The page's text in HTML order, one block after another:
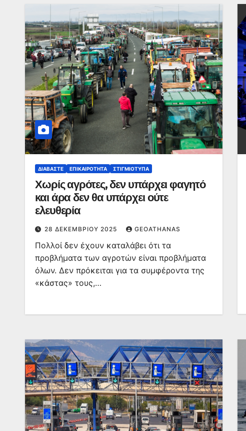
ΔΙΑΒΆΣΤΕ ΕΠΙΚΑΙΡΌΤΗΤΑ ΣΤΙΓΜΙΌΤΥΠΑ
Χωρίς αγρότες, δεν υπάρχει φαγητό
και άρα δεν θα υπάρχει ούτε
ελευθερία
28 ΔΕΚΕΜΒΡΊΟΥ 2025 GEOATHANAS
Πολλοί δεν έχουν καταλάβει ότι τα
προβλήματα των αγροτών είναι προβλήματα
όλων. Δεν πρόκειται για τα συμφέροντα της
«κάστας» τους,…